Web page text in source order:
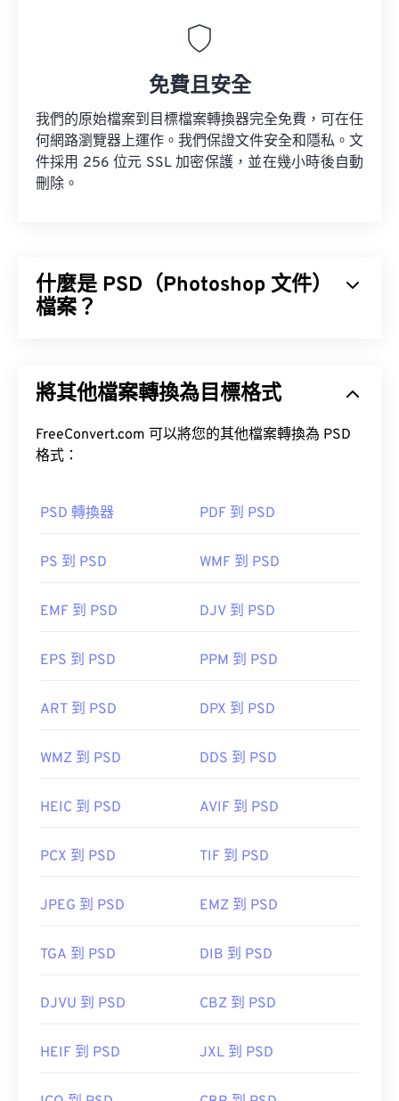
免費且安全
我們的原始檔案到目標檔案轉換器完全免費，可在任
何網路瀏覽器上運作。我們保證文件安全和隱私。文
件採用 256 位元 SSL 加密保護，並在幾小時後自動
刪除。
什麼是 PSD（Photoshop 文件）
檔案？
雜的圖形設計程式。
如何開啟 PSD 檔案？
GNU 影像處理程式（也稱為 GIMP）是 Adobe 產品
用。為了解決這個問題，PSD 通常會轉換為可以壓
轉換為 JPEG
初始發佈日期：
1990 年 2 月 19 日
https://www.lifewire.com/psd-file-2622194
將其他檔案轉換為目標格式
FreeConvert.com 可以將您的其他檔案轉換為 PSD
格式：
PSD 轉換器 PDF 到 PSD
PS 到 PSD WMF 到 PSD
EMF 到 PSD DJV 到 PSD
EPS 到 PSD PPM 到 PSD
ART 到 PSD DPX 到 PSD
WMZ 到 PSD DDS 到 PSD
HEIC 到 PSD AVIF 到 PSD
PCX 到 PSD TIF 到 PSD
JPEG 到 PSD EMZ 到 PSD
TGA 到 PSD DIB 到 PSD
DJVU 到 PSD CBZ 到 PSD
HEIF 到 PSD JXL 到 PSD